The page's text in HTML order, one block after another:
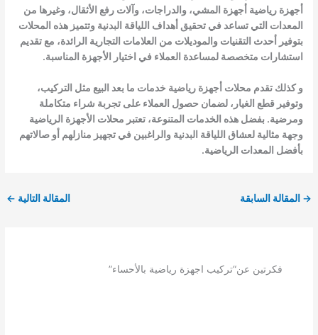
أجهزة رياضية أجهزة المشي، والدراجات، وآلات رفع الأثقال، وغيرها من
المعدات التي تساعد في تحقيق أهداف اللياقة البدنية وتتميز هذه المحلات
بتوفير أحدث التقنيات والموديلات من العلامات التجارية الرائدة، مع تقديم
استشارات متخصصة لمساعدة العملاء في اختيار الأجهزة المناسبة.
و كذلك تقدم محلات أجهزة رياضية خدمات ما بعد البيع مثل التركيب،
وتوفير قطع الغيار، لضمان حصول العملاء على تجربة شراء متكاملة
ومرضية. بفضل هذه الخدمات المتنوعة، تعتبر محلات الأجهزة الرياضية
وجهة مثالية لعشاق اللياقة البدنية والراغبين في تجهيز منازلهم أو صالاتهم
بأفضل المعدات الرياضية.
→ المقالة السابقة المقالة التالية ←
فكرتين عن“تركيب اجهزة رياضية بالأحساء”